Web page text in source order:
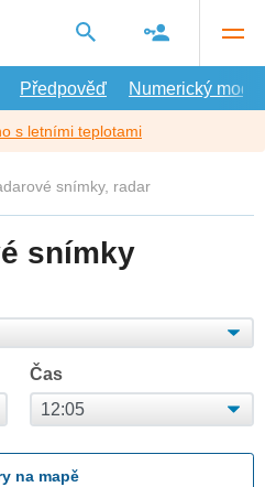
Předpověď Numerický model
s letními teplotami
snímky, radar
snímky
Čas
na mapě